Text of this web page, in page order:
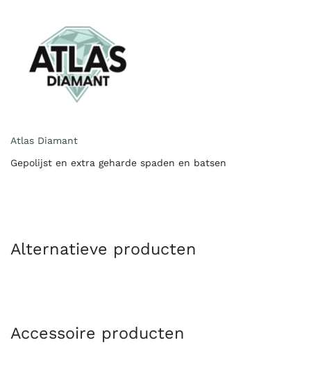
Atlas Diamant
Gepolijst en extra geharde spaden en batsen
Alternatieve producten
Accessoire producten